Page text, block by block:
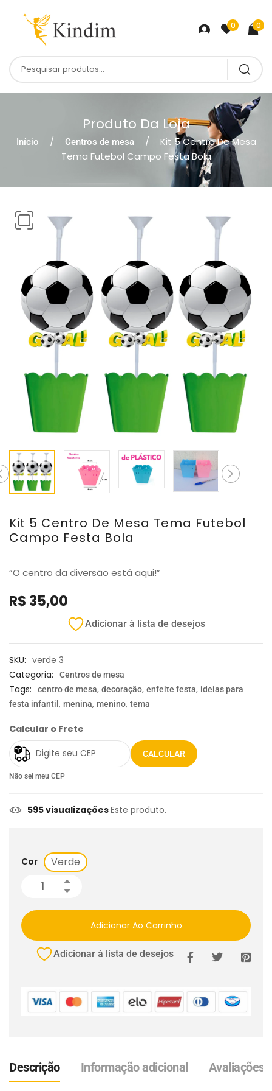
0 0
Produto Da Loja
Início Centros de mesa
Kit 5 Centro De Mesa
Tema Futebol Campo Festa Bola
Kit 5 Centro De Mesa Tema Futebol
Campo Festa Bola
“O centro da diversão está aqui!”
R$ 35,00
Adicionar à lista de desejos
SKU: verde 3
Categoria:
Centros de mesa
Tags: centro de mesa, decoração, enfeite festa, ideias para
festa infantil , menina, menino, tema
Calcular o Frete
CALCULAR
Não sei meu CEP
595 visualizaçõesEste produto.
Cor Verde
Adicionar Ao Carrinho
Adicionar à lista de desejos
Descrição Informação adicional Avaliações